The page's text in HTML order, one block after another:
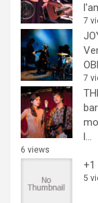
7
7
l...
6 views
+1
5